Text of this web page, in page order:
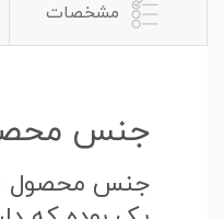
مشخصات
جنس
جنس محصول